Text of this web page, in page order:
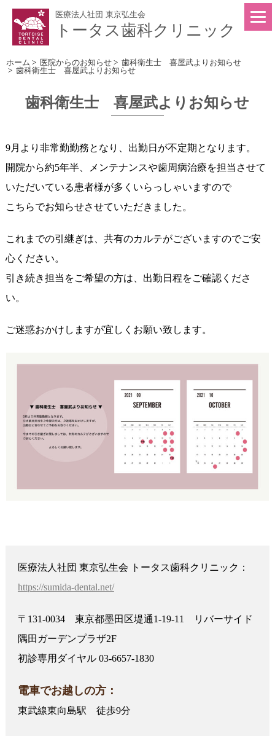
医療法人社団 東京弘生会
トータス歯科クリニック
ホーム > 医院からのお知らせ > 歯科衛生士 喜屋武よりお知らせ
> 歯科衛生士 喜屋武よりお知らせ
歯科衛生士 喜屋武よりお知らせ
9月より非常勤勤務となり、出勤日が不定期となります。
開院から約5年半、メンテナンスや歯周病治療を担当させて
いただいている患者様が多くいらっしゃいますので
こちらでお知らせさせていただきました。
これまでの引継ぎは、共有のカルテがございますのでご安
心ください。
引き続き担当をご希望の方は、出勤日程をご確認くださ
い。
ご迷惑おかけしますが宜しくお願い致します。
医療法人社団 東京弘生会 トータス歯科クリニック：
https://sumida-dental.net/
〒131-0034 東京都墨田区堤通1-19-11 リバーサイド
隅田ガーデンプラザ2F
初診専用ダイヤル 03-6657-1830
電車でお越しの方：
東武線東向島駅 徒歩9分